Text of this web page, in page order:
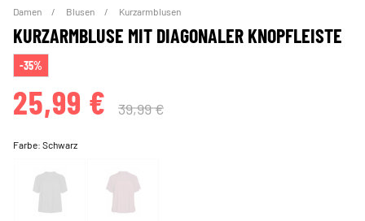
Damen Blusen Kurzarmblusen
KURZARMBLUSE MIT DIAGONALER KNOPFLEISTE
-35%
25,99 € 39,99 €
Farbe:Schwarz